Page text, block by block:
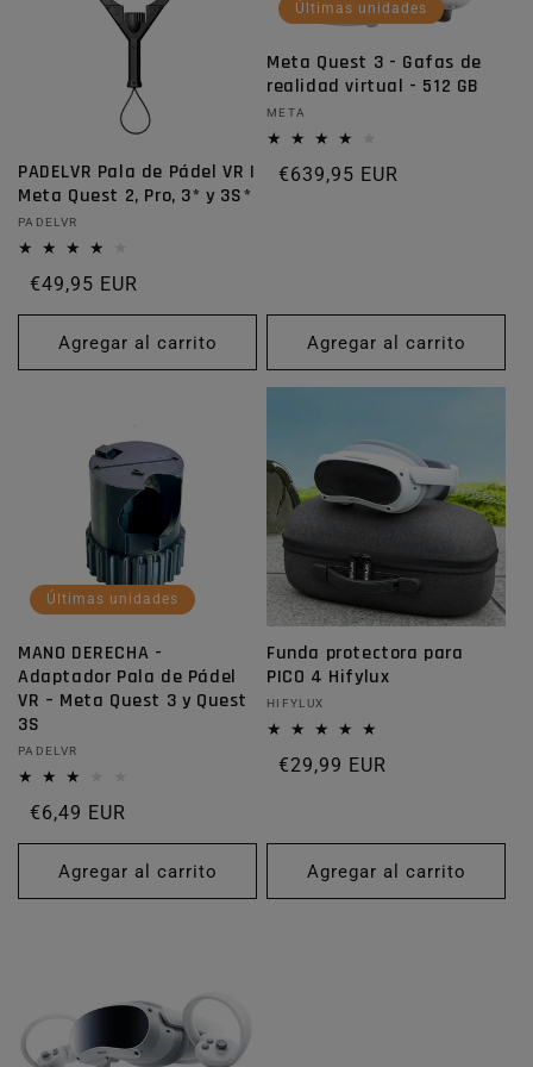
PADELVR Pala de Pádel VR |
Meta Quest 2, Pro, 3* y 3S*
Proveedor:
PADELVR
Precio habitual
€49,95 EUR
Agregar al carrito
Últimas unidades
Meta Quest 3 - Gafas de
realidad virtual - 512 GB
Proveedor:
META
Precio habitual
€639,95 EUR
Agregar al carrito
Últimas unidades
MANO DERECHA -
Adaptador Pala de Pádel
VR – Meta Quest 3 y Quest
3S
Proveedor:
PADELVR
Precio habitual
€6,49 EUR
Agregar al carrito
Funda protectora para
PICO 4 Hifylux
Proveedor:
HIFYLUX
Precio habitual
€29,99 EUR
Agregar al carrito